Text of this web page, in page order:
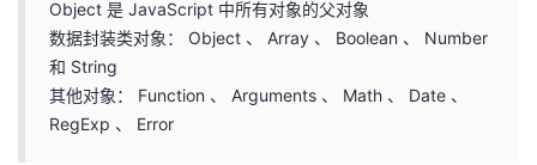
Object 是 JavaScript 中所有对象的⽗对象
数据封装类对象： Object 、 Array 、 Boolean 、 Number
和 String
其他对象： Function 、 Arguments 、 Math 、 Date 、
RegExp 、 Error